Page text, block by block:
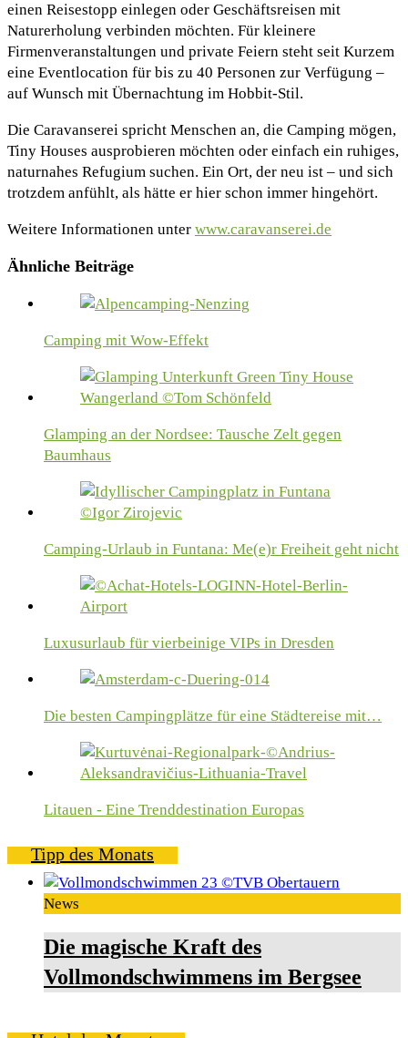
einen Reisestopp einlegen oder Geschäftsreisen mit
Naturerholung verbinden möchten. Für kleinere
Firmenveranstaltungen und private Feiern steht seit Kurzem
eine Eventlocation für bis zu 40 Personen zur Verfügung –
auf Wunsch mit Übernachtung im Hobbit-Stil.
Die Caravanserei spricht Menschen an, die Camping mögen,
Tiny Houses ausprobieren möchten oder einfach ein ruhiges,
naturnahes Refugium suchen. Ein Ort, der neu ist – und sich
trotzdem anfühlt, als hätte er hier schon immer hingehört.
Weitere Informationen unter www.caravanserei.de
Ähnliche Beiträge
Camping mit Wow-Effekt
Glamping an der Nordsee: Tausche Zelt gegen
Baumhaus
Camping-Urlaub in Funtana: Me(e)r Freiheit geht nicht
Luxusurlaub für vierbeinige VIPs in Dresden
Die besten Campingplätze für eine Städtereise mit…
Litauen - Eine Trenddestination Europas
Tipp des Monats
News
Die magische Kraft des
Vollmondschwimmens im Bergsee